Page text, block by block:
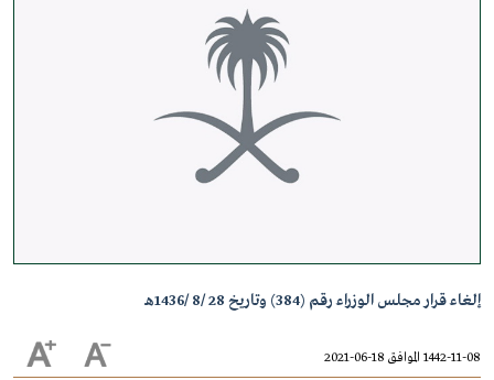
إلغاء قرار مجلس الوزراء رقم (384) وتاريخ 28 /8 /1436هـ
1442-11-08 الموافق 18-06-2021